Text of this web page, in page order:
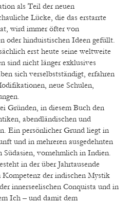
als Teil der neuen
Lücke, die das erstarrte
wird immer öfter von
oder hinduistischen Ideen gefüllt.
erst heute seine weltweite
sind nicht länger exklusives
sich verselbstständigt, erfahren
neue Schulen,
Gründen, in diesem Buch den
abendländischen und
Ein persönlicher Grund liegt in
und in mehreren ausgedehnten
Südasien, vornehmlich in Indien.
in der über Jahrtausende
Kompetenz der indischen Mystik
innerseelischen Conquista und in
Ich – und damit dem